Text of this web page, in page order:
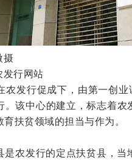
行网站
农发行促成下，由第一创
。该中心的建立，标志着
扶贫领域的担当与作为。
是农发行的定点扶贫县，